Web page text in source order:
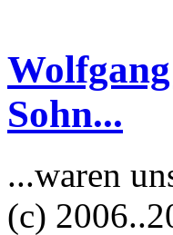
Sohn...
...waren
(c) 2006..